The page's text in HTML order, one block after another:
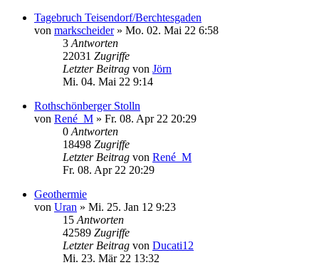
Tagebruch Teisendorf/Berchtesgaden
von markscheider» Mo. 02. Mai 22 6:58
3 Antworten
22031 Zugriffe
Letzter Beitrag von Jörn
Mi. 04. Mai 22 9:14
Rothschönberger Stolln
von René_M » Fr. 08. Apr 22 20:29
0 Antworten
18498 Zugriffe
Letzter Beitrag von René_M
Fr. 08. Apr 22 20:29
Geothermie
von Uran » Mi. 25. Jan 12 9:23
15 Antworten
42589 Zugriffe
Letzter Beitrag von Ducati12
Mi. 23. Mär 22 13:32